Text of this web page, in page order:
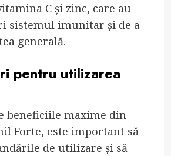
C și zinc, care au
sistemul imunitar și de a
generală.
pentru utilizarea
beneficiile maxime din
Forte, este important să
de utilizare și să